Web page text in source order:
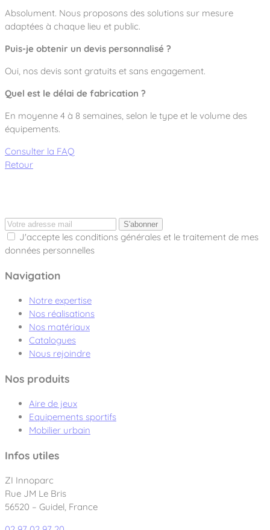
Absolument. Nous proposons des solutions sur mesure
adaptées à chaque lieu et public.
Puis-je obtenir un devis personnalisé ?
Oui, nos devis sont gratuits et sans engagement.
Quel est le délai de fabrication ?
En moyenne 4 à 8 semaines, selon le type et le volume des
équipements.
Consulter la FAQ
Retour
S'abonner
J'accepte les conditions générales et le traitement de mes
données personnelles
Navigation
Notre expertise
Nos réalisations
Nos matériaux
Catalogues
Nous rejoindre
Nos produits
Aire de jeux
Equipements sportifs
Mobilier urbain
Infos utiles
ZI Innoparc
Rue JM Le Bris
56520 – Guidel, France